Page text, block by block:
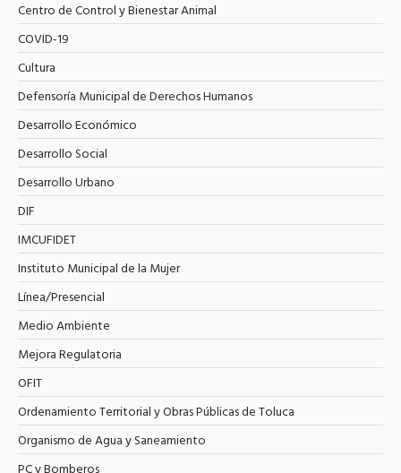
Centro de Control y Bienestar Animal
COVID-19
Cultura
Defensoría Municipal de Derechos Humanos
Desarrollo Económico
Desarrollo Social
Desarrollo Urbano
DIF
IMCUFIDET
Instituto Municipal de la Mujer
Línea/Presencial
Medio Ambiente
Mejora Regulatoria
OFIT
Ordenamiento Territorial y Obras Públicas de Toluca
Organismo de Agua y Saneamiento